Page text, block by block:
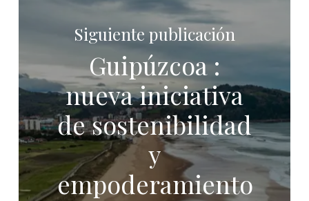
Siguiente publicación
Guipúzcoa :
nueva iniciativa
de sostenibilidad
y
empoderamiento